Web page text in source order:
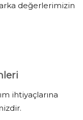
değerlerimizin
ihtiyaçlarına